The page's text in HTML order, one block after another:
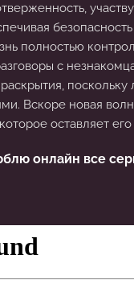
полностью
с
Вскоре новая
оставляет
онлайн все